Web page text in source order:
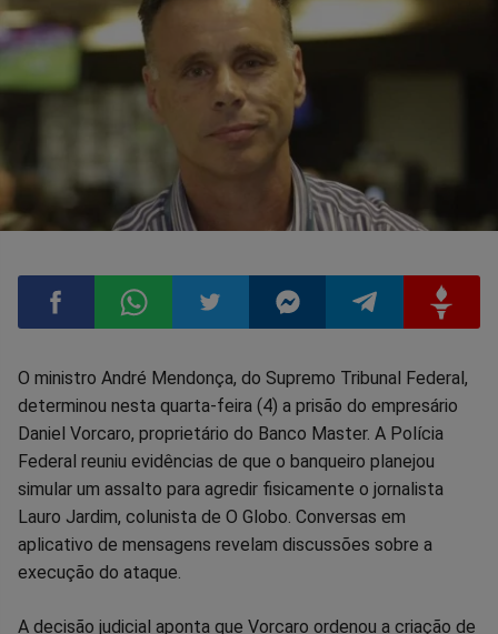
Compartilhar
no
Facebook
Compartilhar
no
Whatsapp
Compartilhar
no
Twitter
Compartilhar
no
Messenger
Compartilhar
no
Telegram
no
Gettr
O ministro André Mendonça, do Supremo Tribunal Federal,
determinou nesta quarta-feira (4) a prisão do empresário
Daniel Vorcaro, proprietário do Banco Master. A Polícia
Federal reuniu evidências de que o banqueiro planejou
simular um assalto para agredir fisicamente o jornalista
Lauro Jardim, colunista de O Globo. Conversas em
aplicativo de mensagens revelam discussões sobre a
execução do ataque.
A decisão judicial aponta que Vorcaro ordenou a criação de